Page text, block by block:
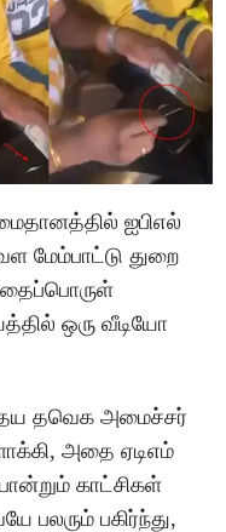
ஐபிஎல்
மேம்பாட்டு துறை
ஒரு வீடியோ
தவெக அமைச்சர்
அதை ஏடிஎம்
காட்சிகள்
பலரும் பகிர்ந்து,